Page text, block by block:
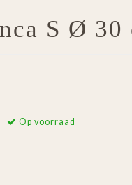
S Ø 30
Op voorraad